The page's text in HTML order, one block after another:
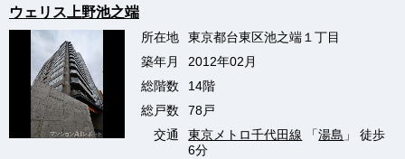
ウェリス上野池之端
所在地
東京都台東区池之端１丁目
築年月
2012年02月
総階数
14階
総戸数
78戸
交通
東京メトロ千代田線 「湯島 」 徒歩
6分